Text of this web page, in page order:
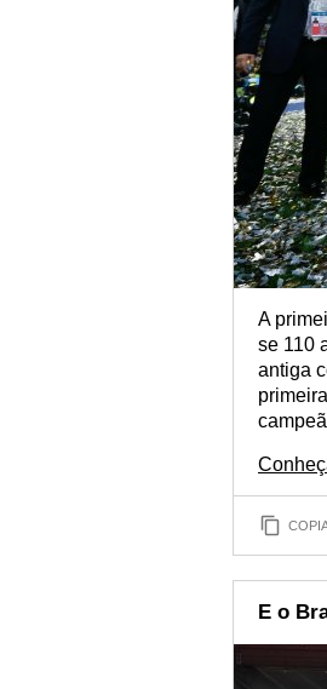
A
se 110
antiga
E o